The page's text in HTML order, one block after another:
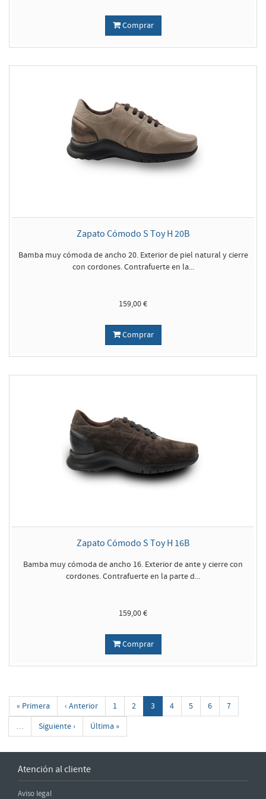
Comprar
Zapato Cómodo S Toy H 20B
Bamba muy cómoda de ancho 20. Exterior de piel natural y cierre
con cordones. Contrafuerte en la...
159,00 €
Comprar
Zapato Cómodo S Toy H 16B
Bamba muy cómoda de ancho 16. Exterior de ante y cierre con
cordones. Contrafuerte en la parte d...
159,00 €
Comprar
« Primera ‹ Anterior 1 2 3 4 5 6
7
…
Siguiente › Última »
Atención al cliente
Aviso legal